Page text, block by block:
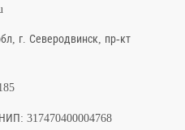
г. Северодвинск, пр-кт
317470400004768